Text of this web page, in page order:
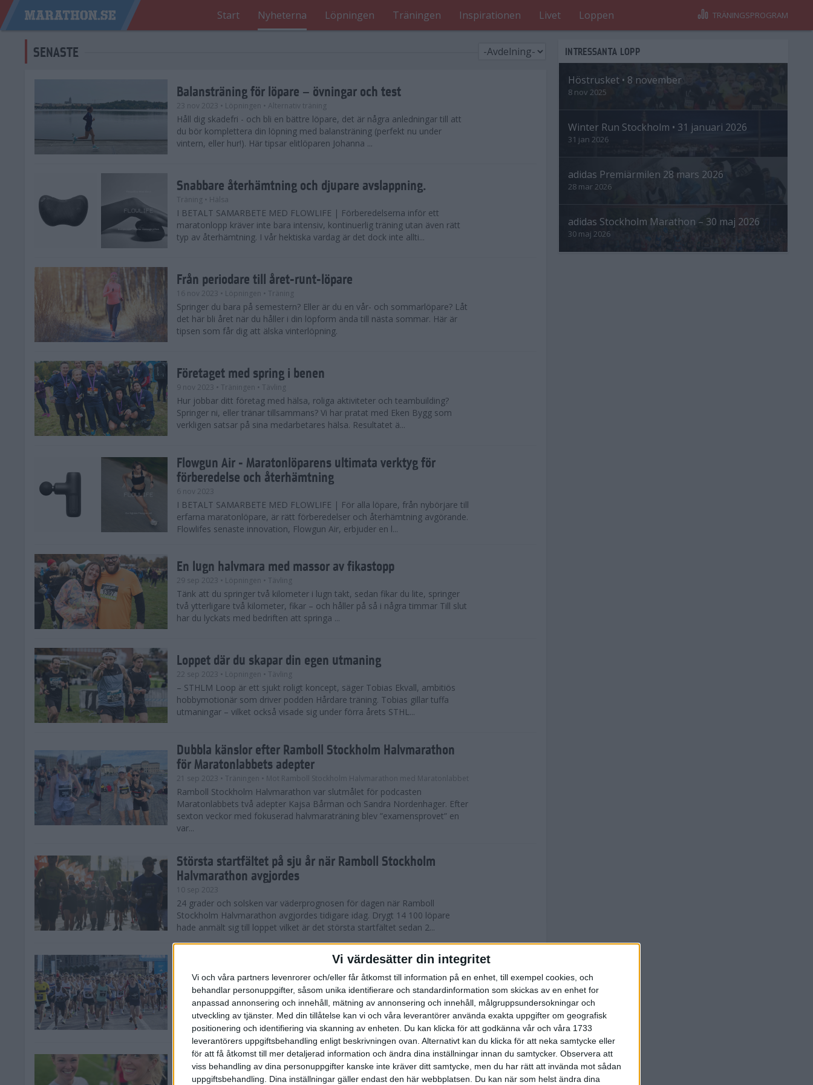
Vi värdesätter din integritet
Vi och våra partners levenrorer och/eller får åtkomst till information på en enhet, till exempel cookies, och
behandlar personuppgifter, såsom unika identifierare och standardinformation som skickas av en enhet for
anpassad annonsering och innehåll, mätning av annonsering och innehåll, målgruppsundersokningar och
utveckling av tjänster. Med din tillåtelse kan vi och våra leverantörer använda exakta uppgifter om geografisk
positionering och identifiering via skanning av enheten. Du kan klicka för att godkänna vår och våra 1733
leverantörers uppgiftsbehandling enligt beskrivningen ovan. Alternativt kan du klicka för att neka samtycke eller
för att få åtkomst till mer detaljerad information och ändra dina inställningar innan du samtycker. Observera att
viss behandling av dina personuppgifter kanske inte kräver ditt samtycke, men du har rätt att invända mot sådan
uppgiftsbehandling. Dina inställningar gäller endast den här webbplatsen. Du kan när som helst ändra dina
Start Nyheterna Löpningen Träningen Inspirationen Livet Loppen TRÄNINGSPROGRAM
SENASTE
Balansträning för löpare – övningar och test
23 nov 2023 • Löpningen • Alternativ träning
Håll dig skadefri - och bli en bättre löpare, det är några anledningar till att
du bör komplettera din löpning med balansträning (perfekt nu under
vintern, eller hur!). Här tipsar elitlöparen Johanna ...
Snabbare återhämtning och djupare avslappning.
Träning • Hälsa
I BETALT SAMARBETE MED FLOWLIFE | Förberedelserna inför ett
maratonlopp kräver inte bara intensiv, kontinuerlig träning utan även rätt
typ av återhämtning. I vår hektiska vardag är det dock inte allti...
Från periodare till året-runt-löpare
16 nov 2023 • Löpningen • Träning
Springer du bara på semestern? Eller är du en vår- och sommarlöpare? Låt
det här bli året när du håller i din löpform ända till nästa sommar. Här är
tipsen som får dig att älska vinterlöpning.
Företaget med spring i benen
9 nov 2023 • Träningen • Tävling
Hur jobbar ditt företag med hälsa, roliga aktiviteter och teambuilding?
Springer ni, eller tränar tillsammans? Vi har pratat med Eken Bygg som
verkligen satsar på sina medarbetares hälsa. Resultatet ä...
Flowgun Air - Maratonlöparens ultimata verktyg för
förberedelse och återhämtning
6 nov 2023
I BETALT SAMARBETE MED FLOWLIFE | För alla löpare, från nybörjare till
erfarna maratonlöpare, är rätt förberedelser och återhämtning avgörande.
Flowlifes senaste innovation, Flowgun Air, erbjuder en l...
En lugn halvmara med massor av fikastopp
29 sep 2023 • Löpningen • Tävling
Tänk att du springer två kilometer i lugn takt, sedan fikar du lite, springer
två ytterligare två kilometer, fikar – och håller på så i några timmar Till slut
har du lyckats med bedriften att springa ...
Loppet där du skapar din egen utmaning
22 sep 2023 • Löpningen • Tävling
– STHLM Loop är ett sjukt roligt koncept, säger Tobias Ekvall, ambitiös
hobbymotionär som driver podden Hårdare träning. Tobias gillar tuffa
utmaningar – vilket också visade sig under förra årets STHL...
Dubbla känslor efter Ramboll Stockholm Halvmarathon
för Maratonlabbets adepter
21 sep 2023 • Träningen • Mot Ramboll Stockholm Halvmarathon med Maratonlabbet
Ramboll Stockholm Halvmarathon var slutmålet för podcasten
Maratonlabbets två adepter Kajsa Bårman och Sandra Nordenhager. Efter
sexton veckor med fokuserad halvmaraträning blev ”examensprovet” en
var...
Största startfältet på sju år när Ramboll Stockholm
Halvmarathon avgjordes
10 sep 2023
24 grader och solsken var väderprognosen för dagen när Ramboll
Stockholm Halvmarathon avgjordes tidigare idag. Drygt 14 100 löpare
hade anmält sig till loppet vilket är det största startfältet sedan 2...
Nytt banrekord signerat Diego Estrada när Ramboll
Stockholm Halvmarathon avgjordes
10 sep 2023
Det var ett varmt Stockholm som välkomnade löparna i årets Ramboll
Stockholm Halvmarathon, men trots värmen så levererade eliten riktigt
fina tider. På herrsidan tog amerikanen Diego Estrada ledningen...
Kajsa och Sandra redo för Ramboll Stockholm
Halvmarathon
INTRESSANTA LOPP
Höstrusket • 8 november
8 nov 2025
Winter Run Stockholm • 31 januari 2026
31 jan 2026
adidas Premiärmilen 28 mars 2026
28 mar 2026
adidas Stockholm Marathon – 30 maj 2026
30 maj 2026